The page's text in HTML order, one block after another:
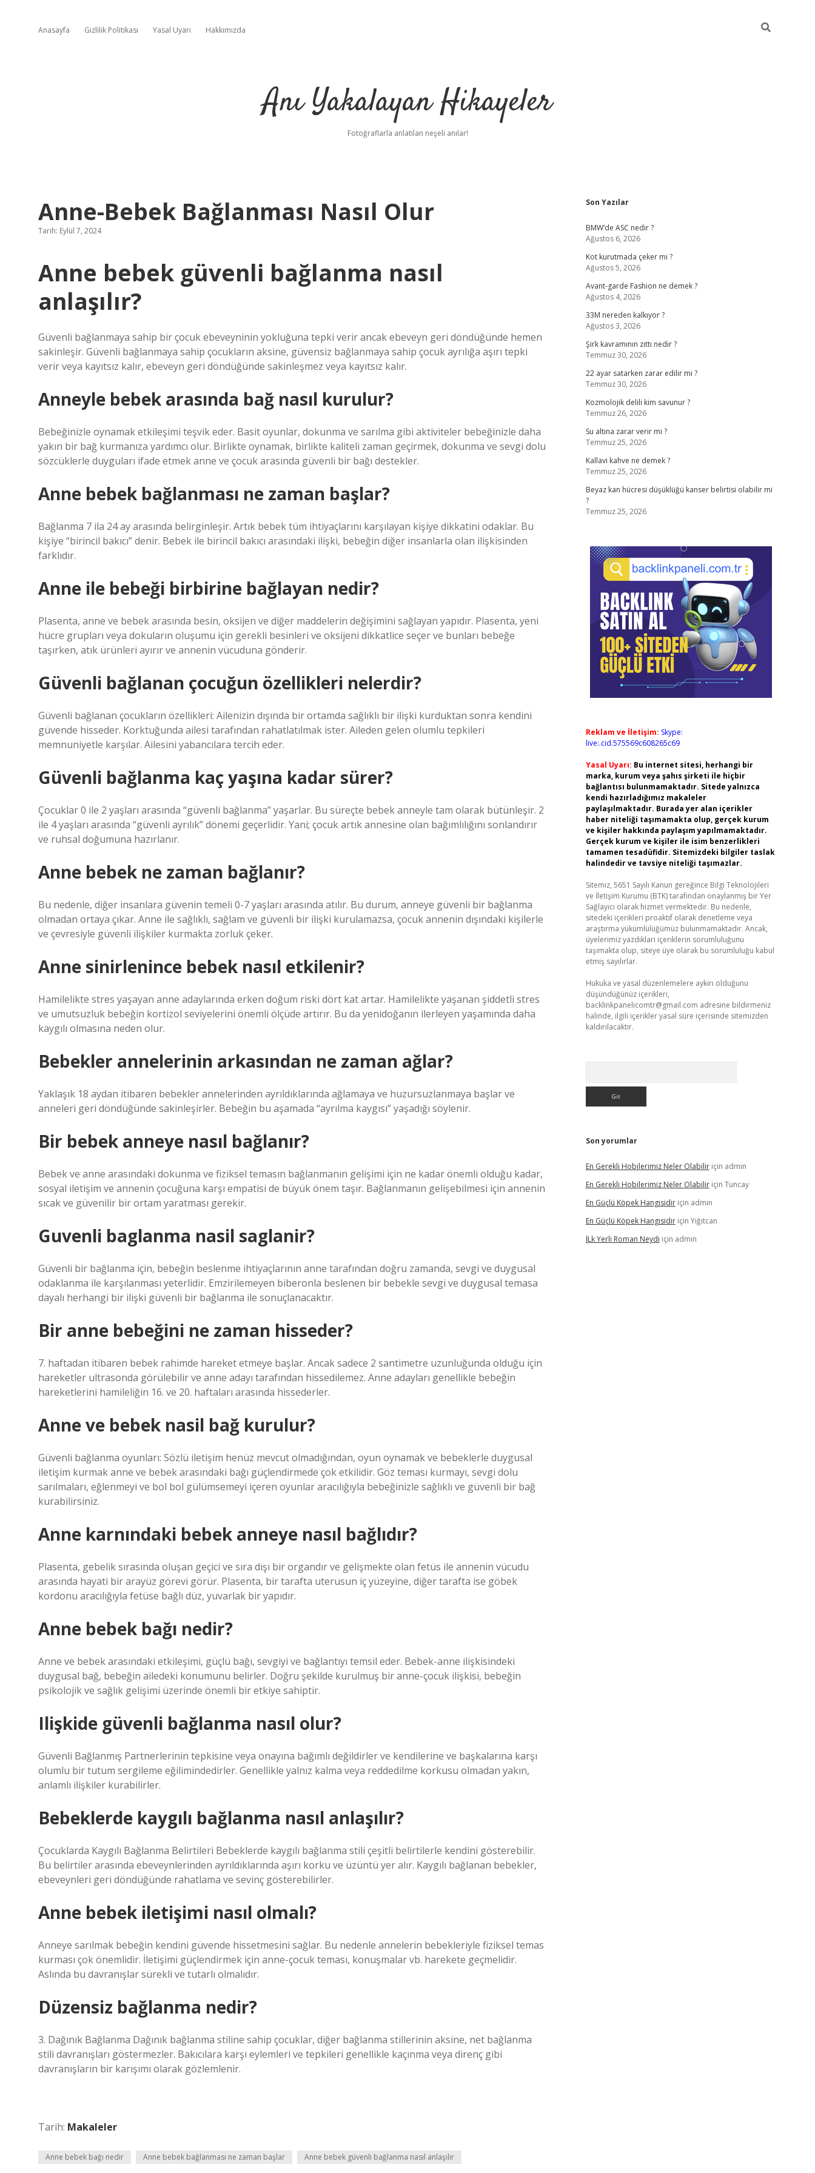
Anasayfa Gizlilik Politikası Yasal Uyarı Hakkımızda
Anı Yakalayan Hikayeler
Fotoğraflarla anlatılan neşeli anılar!
Anne-Bebek Bağlanması Nasıl Olur
Tarih: Eylül 7, 2024
Anne bebek güvenli bağlanma nasıl
anlaşılır?
Güvenli bağlanmaya sahip bir çocuk ebeveyninin yokluğuna tepki verir ancak ebeveyn geri döndüğünde hemen
sakinleşir. Güvenli bağlanmaya sahip çocukların aksine, güvensiz bağlanmaya sahip çocuk ayrılığa aşırı tepki
verir veya kayıtsız kalır, ebeveyn geri döndüğünde sakinleşmez veya kayıtsız kalır.
Anneyle bebek arasında bağ nasıl kurulur?
Bebeğinizle oynamak etkileşimi teşvik eder. Basit oyunlar, dokunma ve sarılma gibi aktiviteler bebeğinizle daha
yakın bir bağ kurmanıza yardımcı olur. Birlikte oynamak, birlikte kaliteli zaman geçirmek, dokunma ve sevgi dolu
sözcüklerle duyguları ifade etmek anne ve çocuk arasında güvenli bir bağı destekler.
Anne bebek bağlanması ne zaman başlar?
Bağlanma 7 ila 24 ay arasında belirginleşir. Artık bebek tüm ihtiyaçlarını karşılayan kişiye dikkatini odaklar. Bu
kişiye “birincil bakıcı” denir. Bebek ile birincil bakıcı arasındaki ilişki, bebeğin diğer insanlarla olan ilişkisinden
farklıdır.
Anne ile bebeği birbirine bağlayan nedir?
Plasenta, anne ve bebek arasında besin, oksijen ve diğer maddelerin değişimini sağlayan yapıdır. Plasenta, yeni
hücre grupları veya dokuların oluşumu için gerekli besinleri ve oksijeni dikkatlice seçer ve bunları bebeğe
taşırken, atık ürünleri ayırır ve annenin vücuduna gönderir.
Güvenli bağlanan çocuğun özellikleri nelerdir?
Güvenli bağlanan çocukların özellikleri: Ailenizin dışında bir ortamda sağlıklı bir ilişki kurduktan sonra kendini
güvende hisseder. Korktuğunda ailesi tarafından rahatlatılmak ister. Aileden gelen olumlu tepkileri
memnuniyetle karşılar. Ailesini yabancılara tercih eder.
Güvenli bağlanma kaç yaşına kadar sürer?
Çocuklar 0 ile 2 yaşları arasında “güvenli bağlanma” yaşarlar. Bu süreçte bebek anneyle tam olarak bütünleşir. 2
ile 4 yaşları arasında “güvenli ayrılık” dönemi geçerlidir. Yani; çocuk artık annesine olan bağımlılığını sonlandırır
ve ruhsal doğumuna hazırlanır.
Anne bebek ne zaman bağlanır?
Bu nedenle, diğer insanlara güvenin temeli 0-7 yaşları arasında atılır. Bu durum, anneye güvenli bir bağlanma
olmadan ortaya çıkar. Anne ile sağlıklı, sağlam ve güvenli bir ilişki kurulamazsa, çocuk annenin dışındaki kişilerle
ve çevresiyle güvenli ilişkiler kurmakta zorluk çeker.
Anne sinirlenince bebek nasıl etkilenir?
Hamilelikte stres yaşayan anne adaylarında erken doğum riski dört kat artar. Hamilelikte yaşanan şiddetli stres
ve umutsuzluk bebeğin kortizol seviyelerini önemli ölçüde artırır. Bu da yenidoğanın ilerleyen yaşamında daha
kaygılı olmasına neden olur.
Bebekler annelerinin arkasından ne zaman ağlar?
Yaklaşık 18 aydan itibaren bebekler annelerinden ayrıldıklarında ağlamaya ve huzursuzlanmaya başlar ve
anneleri geri döndüğünde sakinleşirler. Bebeğin bu aşamada “ayrılma kaygısı” yaşadığı söylenir.
Bir bebek anneye nasıl bağlanır?
Bebek ve anne arasındaki dokunma ve fiziksel temasın bağlanmanın gelişimi için ne kadar önemli olduğu kadar,
sosyal iletişim ve annenin çocuğuna karşı empatisi de büyük önem taşır. Bağlanmanın gelişebilmesi için annenin
sıcak ve güvenilir bir ortam yaratması gerekir.
Guvenli baglanma nasil saglanir?
Güvenli bir bağlanma için, bebeğin beslenme ihtiyaçlarının anne tarafından doğru zamanda, sevgi ve duygusal
odaklanma ile karşılanması yeterlidir. Emzirilemeyen biberonla beslenen bir bebekle sevgi ve duygusal temasa
dayalı herhangi bir ilişki güvenli bir bağlanma ile sonuçlanacaktır.
Bir anne bebeğini ne zaman hisseder?
7. haftadan itibaren bebek rahimde hareket etmeye başlar. Ancak sadece 2 santimetre uzunluğunda olduğu için
hareketler ultrasonda görülebilir ve anne adayı tarafından hissedilemez. Anne adayları genellikle bebeğin
hareketlerini hamileliğin 16. ve 20. haftaları arasında hissederler.
Anne ve bebek nasil bağ kurulur?
Güvenli bağlanma oyunları: Sözlü iletişim henüz mevcut olmadığından, oyun oynamak ve bebeklerle duygusal
iletişim kurmak anne ve bebek arasındaki bağı güçlendirmede çok etkilidir. Göz teması kurmayı, sevgi dolu
sarılmaları, eğlenmeyi ve bol bol gülümsemeyi içeren oyunlar aracılığıyla bebeğinizle sağlıklı ve güvenli bir bağ
kurabilirsiniz.
Anne karnındaki bebek anneye nasıl bağlıdır?
Plasenta, gebelik sırasında oluşan geçici ve sıra dışı bir organdır ve gelişmekte olan fetüs ile annenin vücudu
arasında hayati bir arayüz görevi görür. Plasenta, bir tarafta uterusun iç yüzeyine, diğer tarafta ise göbek
kordonu aracılığıyla fetüse bağlı düz, yuvarlak bir yapıdır.
Anne bebek bağı nedir?
Anne ve bebek arasındaki etkileşimi, güçlü bağı, sevgiyi ve bağlantıyı temsil eder. Bebek-anne ilişkisindeki
duygusal bağ, bebeğin ailedeki konumunu belirler. Doğru şekilde kurulmuş bir anne-çocuk ilişkisi, bebeğin
psikolojik ve sağlık gelişimi üzerinde önemli bir etkiye sahiptir.
Ilişkide güvenli bağlanma nasıl olur?
Güvenli Bağlanmış Partnerlerinin tepkisine veya onayına bağımlı değildirler ve kendilerine ve başkalarına karşı
olumlu bir tutum sergileme eğilimindedirler. Genellikle yalnız kalma veya reddedilme korkusu olmadan yakın,
anlamlı ilişkiler kurabilirler.
Bebeklerde kaygılı bağlanma nasıl anlaşılır?
Çocuklarda Kaygılı Bağlanma Belirtileri Bebeklerde kaygılı bağlanma stili çeşitli belirtilerle kendini gösterebilir.
Bu belirtiler arasında ebeveynlerinden ayrıldıklarında aşırı korku ve üzüntü yer alır. Kaygılı bağlanan bebekler,
ebeveynleri geri döndüğünde rahatlama ve sevinç gösterebilirler.
Anne bebek iletişimi nasıl olmalı?
Anneye sarılmak bebeğin kendini güvende hissetmesini sağlar. Bu nedenle annelerin bebekleriyle fiziksel temas
kurması çok önemlidir. İletişimi güçlendirmek için anne-çocuk teması, konuşmalar vb. harekete geçmelidir.
Aslında bu davranışlar sürekli ve tutarlı olmalıdır.
Düzensiz bağlanma nedir?
3. Dağınık Bağlanma Dağınık bağlanma stiline sahip çocuklar, diğer bağlanma stillerinin aksine, net bağlanma
stili davranışları göstermezler. Bakıcılara karşı eylemleri ve tepkileri genellikle kaçınma veya direnç gibi
davranışların bir karışımı olarak gözlemlenir.
Tarih: Makaleler
Anne bebek bağı nedir Anne bebek bağlanması ne zaman başlar Anne bebek güvenli bağlanma nasıl anlaşılır
Sidebar
Son Yazılar
BMW’de ASC nedir ?
Ağustos 6, 2026
Kot kurutmada çeker mi ?
Ağustos 5, 2026
Avant-garde Fashion ne demek ?
Ağustos 4, 2026
33M nereden kalkıyor ?
Ağustos 3, 2026
Şirk kavramının zıttı nedir ?
Temmuz 30, 2026
22 ayar satarken zarar edilir mi ?
Temmuz 30, 2026
Kozmolojik delili kim savunur ?
Temmuz 26, 2026
Su altına zarar verir mi ?
Temmuz 25, 2026
Kallavi kahve ne demek ?
Temmuz 25, 2026
Beyaz kan hücresi düşüklüğü kanser belirtisi olabilir mi
?
Temmuz 25, 2026
Reklam ve İletişim: Skype:
live:.cid.575569c608265c69
Yasal Uyarı: Bu internet sitesi, herhangi bir
marka, kurum veya şahıs şirketi ile hiçbir
bağlantısı bulunmamaktadır. Sitede yalnızca
kendi hazırladığımız makaleler
paylaşılmaktadır. Burada yer alan içerikler
haber niteliği taşımamakta olup, gerçek kurum
ve kişiler hakkında paylaşım yapılmamaktadır.
Gerçek kurum ve kişiler ile isim benzerlikleri
tamamen tesadüfidir. Sitemizdeki bilgiler taslak
halindedir ve tavsiye niteliği taşımazlar.
Sitemiz, 5651 Sayılı Kanun gereğince Bilgi Teknolojileri
ve İletişim Kurumu (BTK) tarafından onaylanmış bir Yer
Sağlayıcı olarak hizmet vermektedir. Bu nedenle,
sitedeki içerikleri proaktif olarak denetleme veya
araştırma yükümlülüğümüz bulunmamaktadır. Ancak,
üyelerimiz yazdıkları içeriklerin sorumluluğunu
taşımakta olup, siteye üye olarak bu sorumluluğu kabul
etmiş sayılırlar.
Hukuka ve yasal düzenlemelere aykırı olduğunu
düşündüğünüz içerikleri,
backlinkpanelicomtr@gmail.com adresine bildirmeniz
halinde, ilgili içerikler yasal süre içerisinde sitemizden
kaldırılacaktır.
Son yorumlar
En Gerekli Hobilerimiz Neler Olabiliriçin admin
En Gerekli Hobilerimiz Neler Olabiliriçin Tuncay
En Güçlü Köpek Hangisidiriçin admin
En Güçlü Köpek Hangisidiriçin Yiğitcan
İLk Yerli Roman Neydi için admin